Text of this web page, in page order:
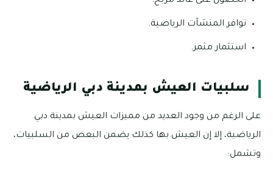
توافر المنشآت الرياضية.
استثمار مثمر.
سلبيات العيش بمدينة دبي الرياضية
على الرغم من وجود العديد من مميزات العيش بمدينة دبي
الرياضية، إلا إن العيش بها كذلك يضمن البعض من السلبيات،
وتشمل: